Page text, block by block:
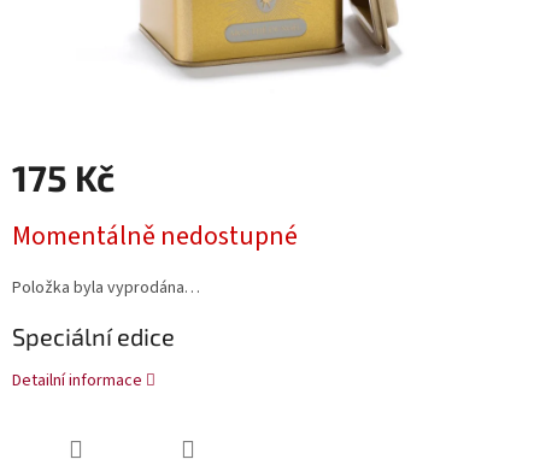
175 Kč
cena:
Momentálně nedostupné
Položka byla vyprodána…
Speciální edice
Detailní informace